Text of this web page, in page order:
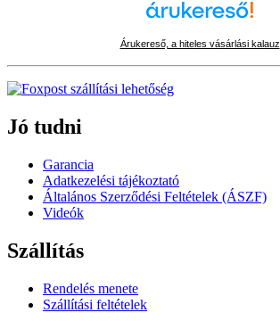
Árukereső, a hiteles vásárlási kalauz
Jó tudni
Garancia
Adatkezelési tájékoztató
Általános Szerződési Feltételek (ÁSZF)
Videók
Szállítás
Rendelés menete
Szállítási feltételek